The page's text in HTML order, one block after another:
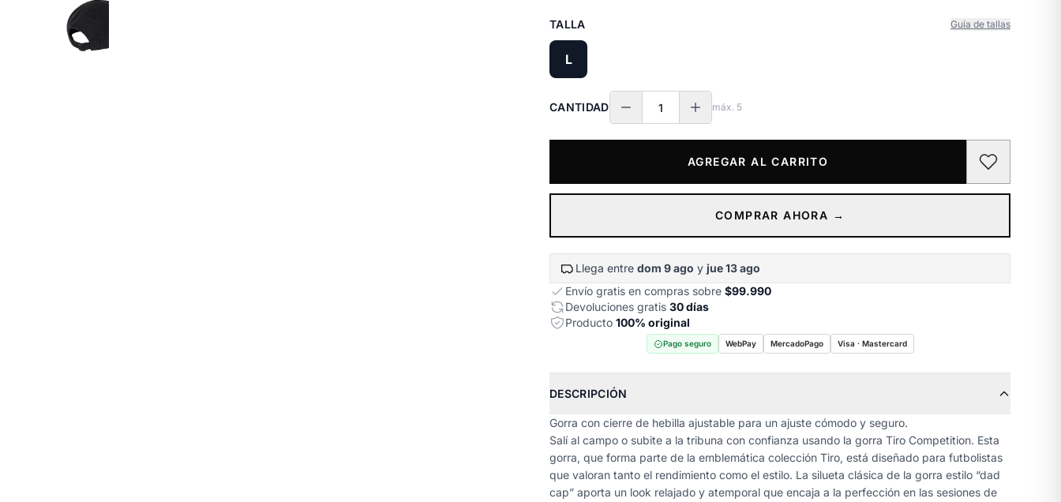
TALLA Guía de tallas
L
CANTIDAD máx. 5
AGREGAR AL CARRITO
COMPRAR AHORA →
Llega entre dom 9 ago y jue 13 ago
Envío gratis en compras sobre $99.990
Devoluciones gratis 30 días
Producto 100% original
Pago seguro WebPay MercadoPago Visa · Mastercard
DESCRIPCIÓN
Gorra con cierre de hebilla ajustable para un ajuste cómodo y seguro.
Salí al campo o subite a la tribuna con confianza usando la gorra Tiro Competition. Esta
gorra, que forma parte de la emblemática colección Tiro, está diseñado para futbolistas
que valoran tanto el rendimiento como el estilo. La silueta clásica de la gorra estilo “dad
cap” aporta un look relajado y atemporal que encaja a la perfección en las sesiones de